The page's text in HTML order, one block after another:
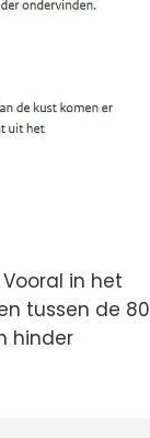
in het
tussen de 80
hinder